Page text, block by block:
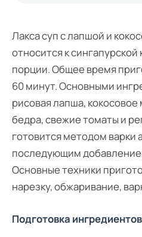
Лакса суп с лапшой и
относится к сингапурской
порции. Общее время
60 минут. Основными
рисовая лапша,
бедра, свежие томаты и
готовится методом варки
последующим
Основные техники
нарезку, обжаривание,
Подготовка ингредиентов